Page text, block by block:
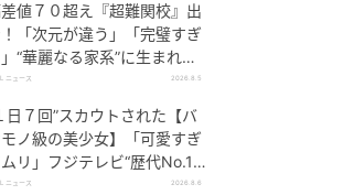
値７０超え『超難関校』出
「次元が違う」「完璧すぎ
“華麗なる家系”に生まれた
格外の逸材】
ニュース 2026.8.5
日７回”スカウトされた【バ
ノ級の美少女】「可愛すぎ
リ」フジテレビ“歴代No.1
で輝いた『美人女優』
ニュース 2026.8.6